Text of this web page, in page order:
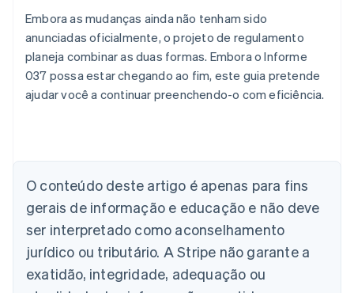
Embora as mudanças ainda não tenham sido
anunciadas oficialmente, o projeto de regulamento
planeja combinar as duas formas. Embora o Informe
037 possa estar chegando ao fim, este guia pretende
ajudar você a continuar preenchendo-o com eficiência.
O conteúdo deste artigo é apenas para fins
gerais de informação e educação e não deve
ser interpretado como aconselhamento
jurídico ou tributário. A Stripe não garante a
exatidão, integridade, adequação ou
Deutsch English
Austrália
Áustria
DeutschEnglish
Bélgica
Nederlands FrançaisDeutschEnglish